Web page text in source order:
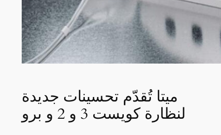
ميتا تُقدّم تحسينات جديدة
لنظارة كويست 3 و 2 و برو